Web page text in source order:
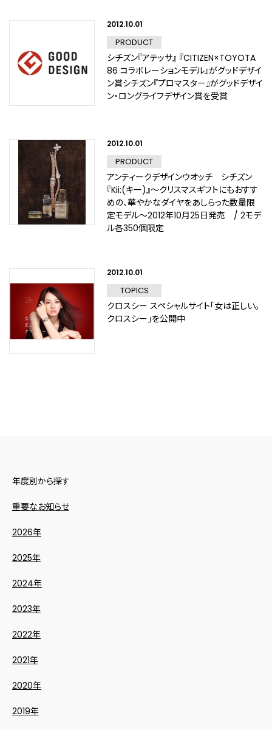
2012.10.01
PRODUCT
シチズン『アテッサ』 『CITIZEN×TOYOTA
86 コラボレーションモデル』がグッドデザイ
ン賞シチズン『プロマスター』がグッドデザイ
ン・ロングライフデザイン賞を受賞
2012.10.01
PRODUCT
アンティークデザインウオッチ シチズン
『Kii:(キー)』～クリスマスギフトにもおすす
めの、華やかなダイヤをあしらった数量限
定モデル～2012年10月25日発売 / 2モデ
ル各350個限定
2012.10.01
TOPICS
クロスシー スペシャルサイト「女は正しい。
クロスシー」を公開中
年度別から探す
重要なお知らせ
2026年
2025年
2024年
2023年
2022年
2021年
2020年
2019年